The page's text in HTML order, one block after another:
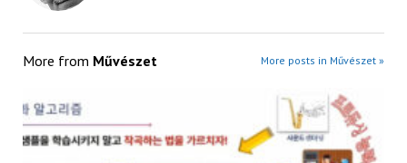
More from Művészet More posts in Művészet »